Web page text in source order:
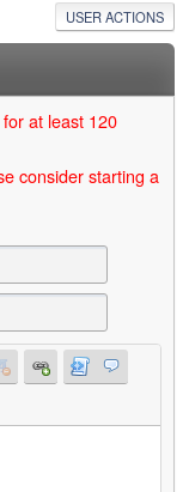
USER ACTIONS
at least 120
consider starting a